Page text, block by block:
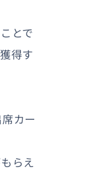
とで
得す
カー
らえ